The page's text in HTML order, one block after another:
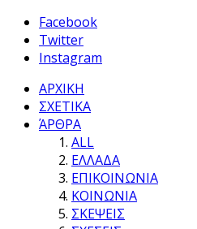
Facebook
Twitter
Instagram
ΑΡΧΙΚΗ
ΣΧΕΤΙΚΑ
ΆΡΘΡΑ
ALL
ΕΛΛΑΔΑ
ΕΠΙΚΟΙΝΩΝΙΑ
ΚΟΙΝΩΝΙΑ
ΣΚΕΨΕΙΣ